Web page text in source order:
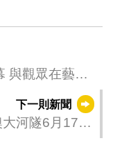
與觀眾在藝術
下一則新聞
河隧6月17日